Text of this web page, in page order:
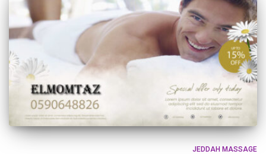
JEDDAH MASSAGE